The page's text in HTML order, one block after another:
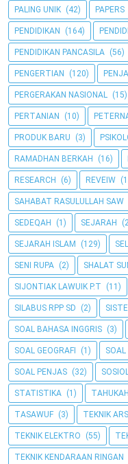
PALING UNIK (42) PAPERS
PENDIDIKAN (164)
PENDIDIKAN PANCASILA (56)
PENGERTIAN (120)
PERGERAKAN NASIONAL (15)
PERTANIAN (10)
PRODUK BARU (3)
RAMADHAN BERKAH (16)
RESEARCH (6) REVEIW
SAHABAT RASULULLAH SAW
SEDEQAH (1) SEJARAH
SEJARAH ISLAM (129)
SENI RUPA (2) SHALAT
SIJONTIAK LAWUIK P.T (11)
SILABUS RPP SD (2)
SOAL BAHASA INGGRIS (3)
SOAL GEOGRAFI (1)
SOAL PENJAS (32)
STATISTIKA (1)
TASAWUF (3) TEKNIK
TEKNIK ELEKTRO (55)
TEKNIK KENDARAAN RINGAN